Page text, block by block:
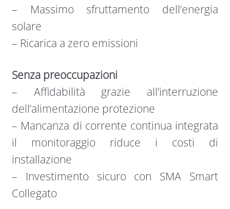
– Massimo sfruttamento dell’energia
solare
– Ricarica a zero emissioni
Senza preoccupazioni
– Affidabilità grazie all’interruzione
dell’alimentazione protezione
– Mancanza di corrente continua integrata
il monitoraggio riduce i costi di
installazione
– Investimento sicuro con SMA Smart
Collegato